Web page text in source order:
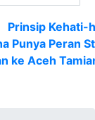
Prinsip Kehati-
Punya Peran
ke Aceh